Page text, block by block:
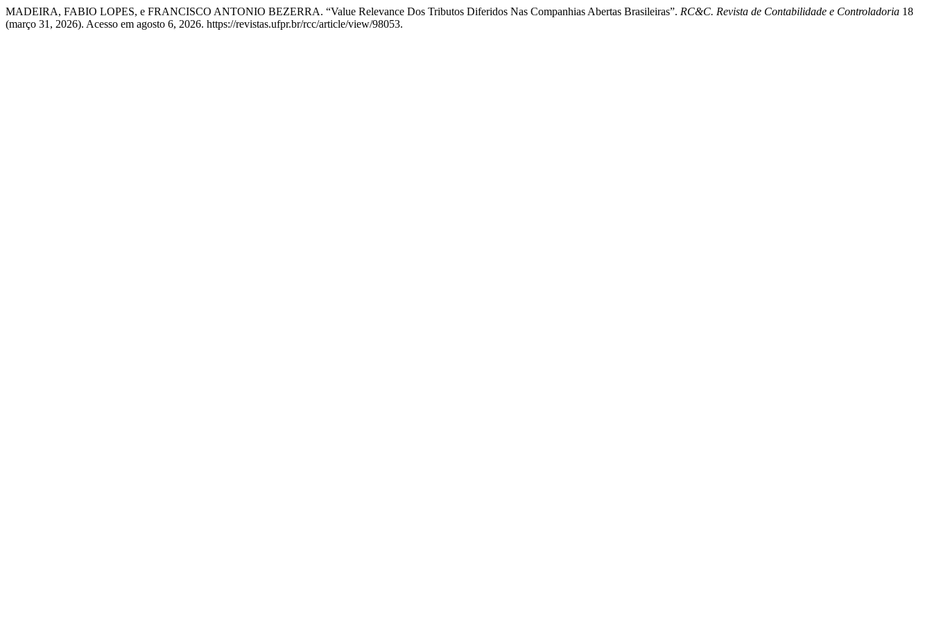
MADEIRA, FABIO LOPES, e FRANCISCO ANTONIO BEZERRA. “Value Relevance Dos Tributos Diferidos Nas Companhias Abertas Brasileiras”. RC&C. Revista de Contabilidade e Controladoria 18
(março 31, 2026). Acesso em agosto 6, 2026. https://revistas.ufpr.br/rcc/article/view/98053.